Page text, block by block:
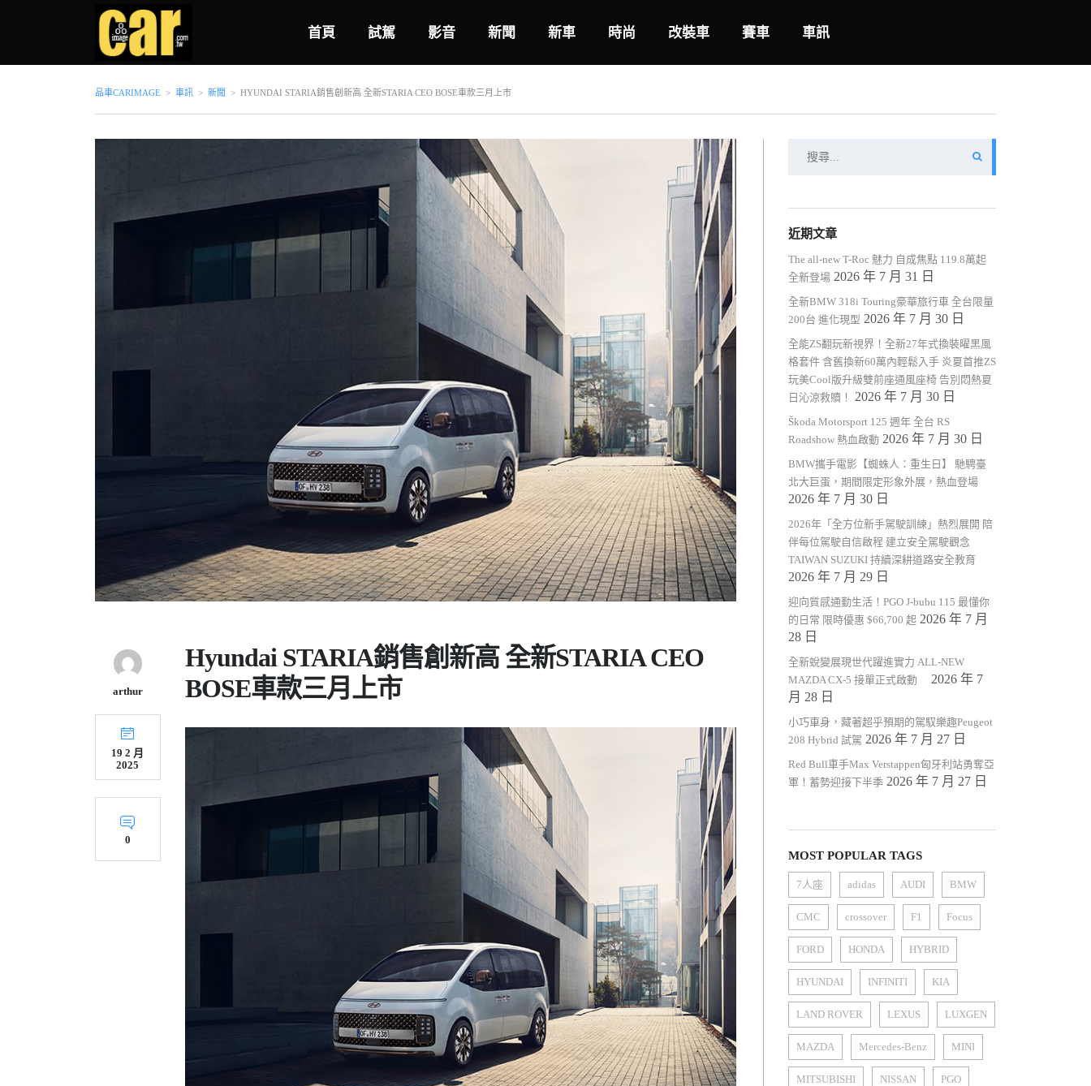
首頁 試駕 影音 新聞 新車 時尚 改裝車 賽車 車訊
品車CARIMAGE > 車訊 > 新聞 > HYUNDAI STARIA銷售創新高 全新STARIA CEO BOSE車款三月上市
arthur
19 2 月
2025
0
Hyundai STARIA銷售創新高 全新STARIA CEO
BOSE車款三月上市
近期文章
The all-new T-Roc 魅力 自成焦點 119.8萬起
全新登場 2026 年 7 月 31 日
全新BMW 318i Touring豪華旅行車 全台限量
200台 進化現型 2026 年 7 月 30 日
全能ZS翻玩新視界！全新27年式換裝曜黑風
格套件 含舊換新60萬內輕鬆入手 炎夏首推ZS
玩美Cool版升級雙前座通風座椅 告別悶熱夏
日沁涼救贖！
2026 年 7 月 30 日
Škoda Motorsport 125 週年 全台 RS
Roadshow 熱血啟動 2026 年 7 月 30 日
BMW攜手電影【蜘蛛人：重生日】 馳騁臺
北大巨蛋，期間限定形象外展，熱血登場
2026 年 7 月 30 日
2026年「全方位新手駕駛訓練」熱烈展開 陪
伴每位駕駛自信啟程 建立安全駕駛觀念
TAIWAN SUZUKI 持續深耕道路安全教育
2026 年 7 月 29 日
迎向質感通勤生活！PGO J-bubu 115 最懂你
的日常 限時優惠 $66,700 起 2026 年 7 月
28 日
全新蛻變展現世代躍進實力 ALL-NEW
MAZDA CX-5 接單正式啟動
2026 年 7
月 28 日
小巧車身，藏著超乎預期的駕馭樂趣Peugeot
208 Hybrid 試駕 2026 年 7 月 27 日
Red Bull車手Max Verstappen匈牙利站勇奪亞
軍！蓄勢迎接下半季 2026 年 7 月 27 日
MOST POPULAR TAGS
7人座 adidas AUDI BMW
CMC crossover F1 Focus
FORD HONDA HYBRID
HYUNDAI INFINITI KIA
LAND ROVER LEXUS LUXGEN
MAZDA Mercedes-Benz MINI
MITSUBISHI NISSAN PGO